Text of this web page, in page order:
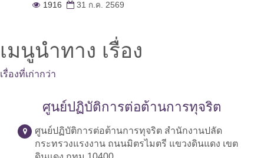
1916 31 ก.ค. 2569
เมนูนำทาง เรื่อง
เรื่องที่เก่ากว่า
ศูนย์ปฏิบัติการต่อต้านการทุจริต
ศูนย์ปฏิบัติการต่อต้านการทุจริต สำนักงานปลัด
กระทรวงแรงงาน ถนนมิตรไมตรี แขวงดินแดง เขต